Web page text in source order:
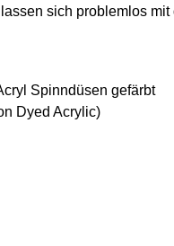
sich problemlos
Spinndüsen gefärbt
Dyed Acrylic)